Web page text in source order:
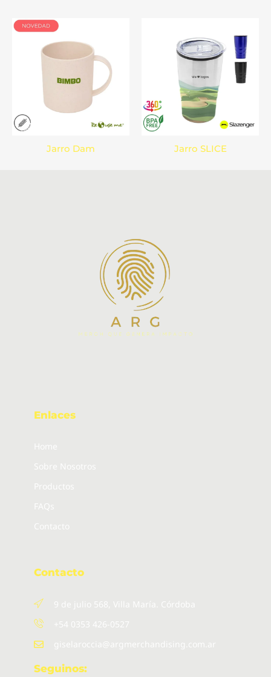
Jarro Dam Jarro SLICE
Enlaces
Home
Sobre Nosotros
Productos
FAQs
Contacto
Contacto
9 de julio 568, Villa María. Córdoba
+54 0353 426-0527
giselaroccia@argmerchandising.com.ar
Seguinos: